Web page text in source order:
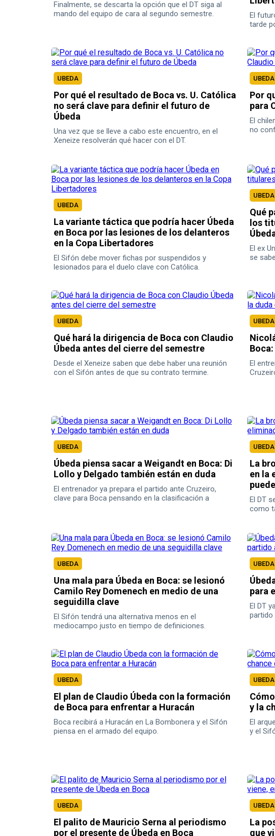
Finalmente, se descarta la opción que el DT siga al
mando del equipo de cara al segundo semestre.
El
tarde
UBEDA
Por qué el resultado de Boca vs. U. Católica
no será clave para definir el futuro de
Úbeda
Una vez que se lleve a cabo este encuentro, en el
Xeneize resolverán qué hacer con el DT.
UBEDA
Por
para
El
no
UBEDA
La variante táctica que podría hacer Úbeda
en Boca por las lesiones de los delanteros
en la Copa Libertadores
El Sifón debe mover fichas por suspendidos y
lesionados para el duelo clave con Católica.
UBEDA
Qué
los
El ex
se
UBEDA
Qué hará la dirigencia de Boca con Claudio
Úbeda antes del cierre del semestre
Desde el Xeneize saben que debe haber una reunión
con el Sifón antes de que su contrato termine.
UBEDA
El
UBEDA
Úbeda piensa sacar a Weigandt en Boca: Di
Lollo y Delgado también están en duda
El entrenador ya prepara el partido ante Cruzeiro,
clave para Boca pensando en la clasificación a
UBEDA
La
en la
El DT
como
UBEDA
Una mala para Úbeda en Boca: se lesionó
Camilo Rey Domenech en medio de una
seguidilla clave
El Sifón tendrá una alternativa menos en el
mediocampo justo en tiempo de definiciones.
UBEDA
para
El DT
partido
UBEDA
El plan de Claudio Úbeda con la formación
de Boca para enfrentar a Huracán
Boca recibirá a Huracán en La Bombonera y el Sifón
piensa en el armado del equipo.
UBEDA
y la
El
y el
UBEDA
El palito de Mauricio Serna al periodismo
por el presente de Úbeda en Boca
UBEDA
La
que